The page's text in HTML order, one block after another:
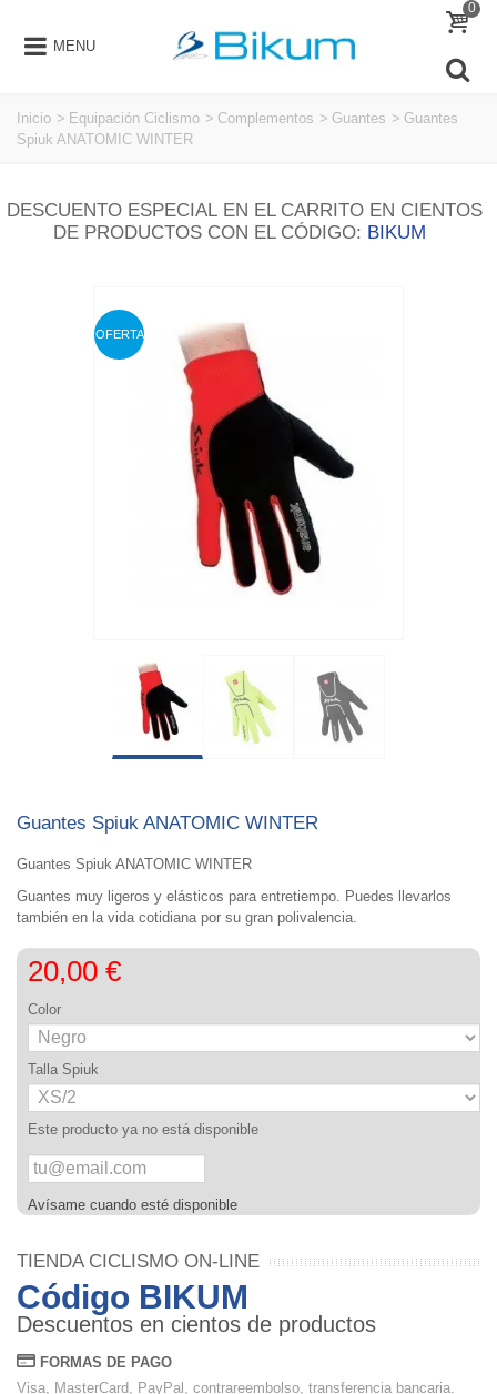
MENU
0
Inicio > Equipación Ciclismo > Complementos > Guantes > Guantes
Spiuk ANATOMIC WINTER
DESCUENTO ESPECIAL EN EL CARRITO EN CIENTOS
DE PRODUCTOS CON EL CÓDIGO: BIKUM
OFERTA
Guantes Spiuk ANATOMIC WINTER
Guantes Spiuk ANATOMIC WINTER
Guantes muy ligeros y elásticos para entretiempo. Puedes llevarlos
también en la vida cotidiana por su gran polivalencia.
20,00 €
Color
Talla Spiuk
Este producto ya no está disponible
Avísame cuando esté disponible
TIENDA CICLISMO ON-LINE
Código BIKUM
Descuentos en cientos de productos
FORMAS DE PAGO
Visa, MasterCard, PayPal, contrareembolso, transferencia bancaria.